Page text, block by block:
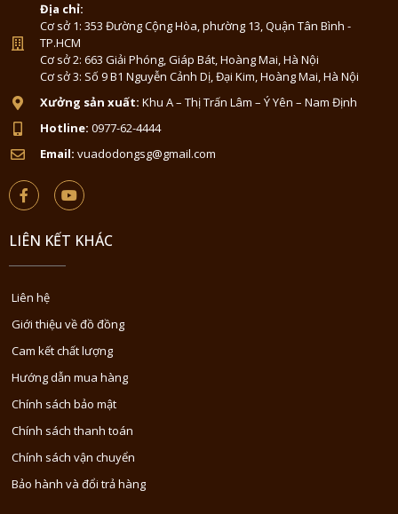
Địa chỉ:
Cơ sở 1: 353 Đường Cộng Hòa, phường 13, Quận Tân Bình -
TP.HCM
Cơ sở 2: 663 Giải Phóng, Giáp Bát, Hoàng Mai, Hà Nội
Cơ sở 3: Số 9 B1 Nguyễn Cảnh Dị, Đại Kim, Hoàng Mai, Hà Nội
Xưởng sản xuất: Khu A – Thị Trấn Lâm – Ý Yên – Nam Định
Hotline: 0977-62-4444
Email: vuadodongsg@gmail.com
LIÊN KẾT KHÁC
Liên hệ
Giới thiệu về đồ đồng
Cam kết chất lượng
Hướng dẫn mua hàng
Chính sách bảo mật
Chính sách thanh toán
Chính sách vận chuyển
Bảo hành và đổi trả hàng